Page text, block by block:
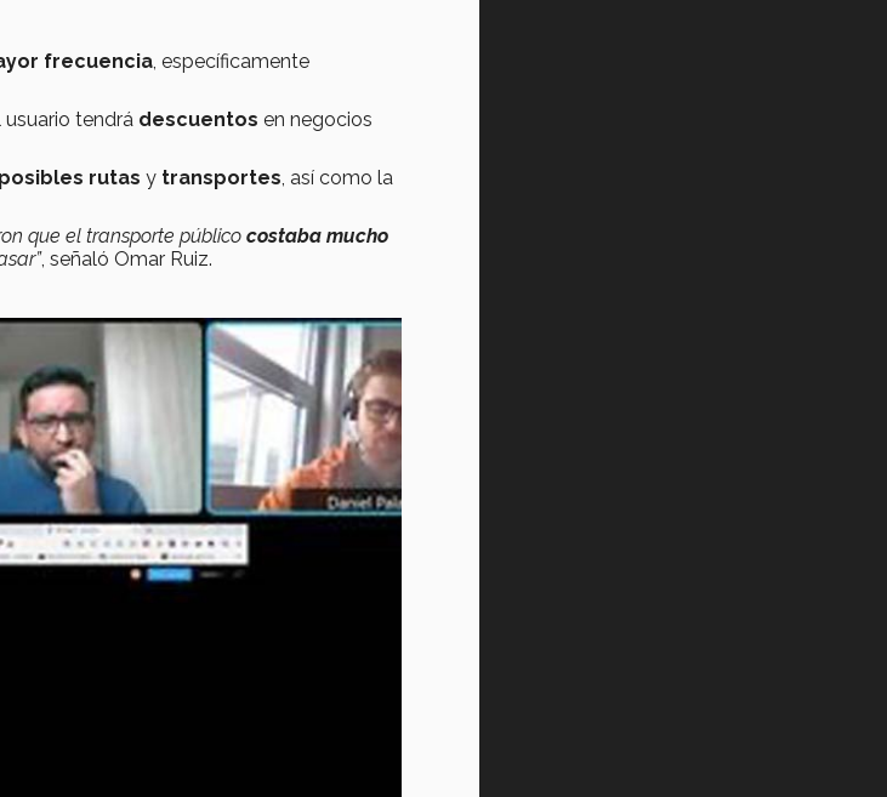
frecuencia, específicamente
tendrá descuentos en negocios
posibles rutas y transportes, así como la
que el transporte público costaba mucho
, señaló Omar Ruiz.